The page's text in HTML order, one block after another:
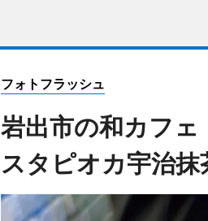
フォトフラッシュ
岩出市の和カフ
スタピオカ宇治抹